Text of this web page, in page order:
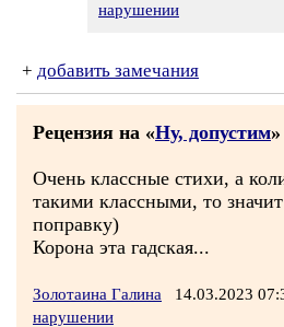
нарушении
+ добавить замечания
Рецензия на «Ну, допустим
Очень классные стихи, а
такими классными, то
поправку)
Корона эта гадская...
Золотаина Галина 14.03.2023
нарушении